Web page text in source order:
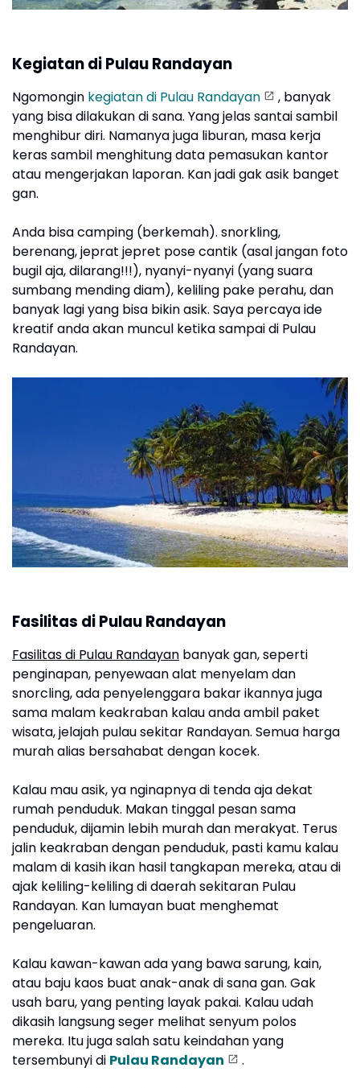
Kegiatan di Pulau Randayan
Ngomongin kegiatan di Pulau Randayan
, banyak
yang bisa dilakukan di sana. Yang jelas santai sambil
menghibur diri. Namanya juga liburan, masa kerja
keras sambil menghitung data pemasukan kantor
atau mengerjakan laporan. Kan jadi gak asik banget
gan.
Anda bisa camping (berkemah). snorkling,
berenang, jeprat jepret pose cantik (asal jangan foto
bugil aja, dilarang!!!), nyanyi-nyanyi (yang suara
sumbang mending diam), keliling pake perahu, dan
banyak lagi yang bisa bikin asik. Saya percaya ide
kreatif anda akan muncul ketika sampai di Pulau
Randayan.
Fasilitas di Pulau Randayan
Fasilitas di Pulau Randayan banyak gan, seperti
penginapan, penyewaan alat menyelam dan
snorcling, ada penyelenggara bakar ikannya juga
sama malam keakraban kalau anda ambil paket
wisata, jelajah pulau sekitar Randayan. Semua harga
murah alias bersahabat dengan kocek.
Kalau mau asik, ya nginapnya di tenda aja dekat
rumah penduduk. Makan tinggal pesan sama
penduduk, dijamin lebih murah dan merakyat. Terus
jalin keakraban dengan penduduk, pasti kamu kalau
malam di kasih ikan hasil tangkapan mereka, atau di
ajak keliling-keliling di daerah sekitaran Pulau
Randayan. Kan lumayan buat menghemat
pengeluaran.
Kalau kawan-kawan ada yang bawa sarung, kain,
atau baju kaos buat anak-anak di sana gan. Gak
usah baru, yang penting layak pakai. Kalau udah
dikasih langsung seger melihat senyum polos
mereka. Itu juga salah satu keindahan yang
tersembunyi di Pulau Randayan .